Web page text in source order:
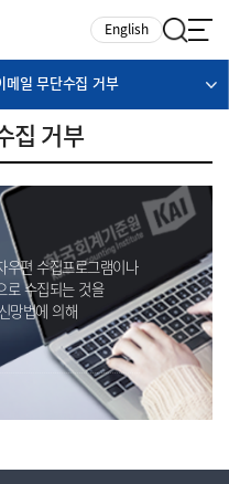
English
메일 무단수집 거부
집 거부
우편 수집프로그램이나
로 수집되는 것을
망법에 의해